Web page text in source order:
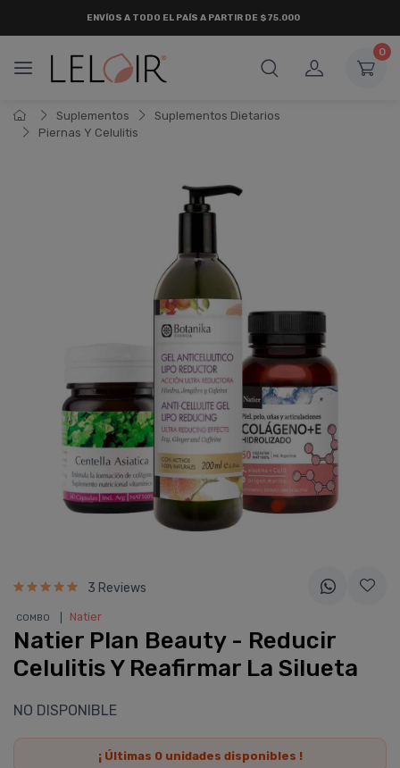
0
Suplementos
Suplementos Dietarios
Piernas Y Celulitis
3 Reviews
COMBO Natier
Natier Plan Beauty - Reducir
Celulitis Y Reafirmar La Silueta
NO DISPONIBLE
¡ Últimas 0unidades disponibles !